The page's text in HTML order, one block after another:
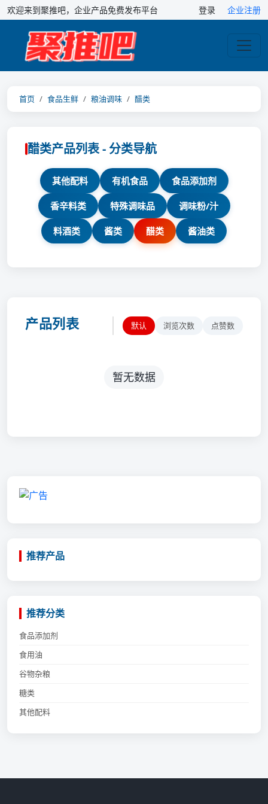
欢迎来到聚推吧，企业产品免费发布平台 登录 企业注册
首页 食品生鲜 粮油调味 醋类
醋类产品列表 - 分类导航
其他配料 有机食品 食品添加剂
香辛料类 特殊调味品 调味粉/汁
料酒类 酱类 醋类 酱油类
产品列表 默认 浏览次数 点赞数
暂无数据
推荐产品
推荐分类
食品添加剂
食用油
谷物杂粮
糖类
其他配料